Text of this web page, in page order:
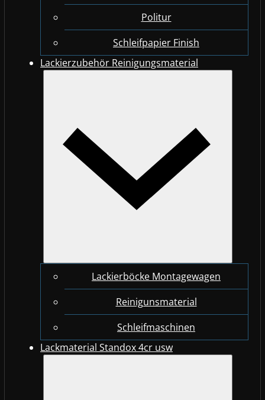
Politur
Schleifpapier Finish
Lackierzubehör Reinigungsmaterial
Lackierböcke Montagewagen
Reinigunsmaterial
Schleifmaschinen
Lackmaterial Standox 4cr usw